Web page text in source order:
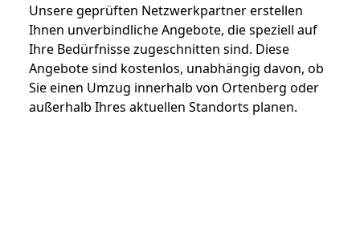
Unsere geprüften Netzwerkpartner erstellen
Ihnen unverbindliche Angebote, die speziell auf
Ihre Bedürfnisse zugeschnitten sind. Diese
Angebote sind kostenlos, unabhängig davon, ob
Sie einen Umzug innerhalb von Ortenberg oder
außerhalb Ihres aktuellen Standorts planen.